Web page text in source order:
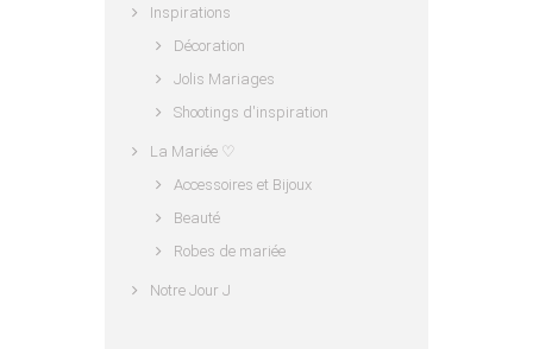
Inspirations
Décoration
Jolis Mariages
Shootings d'inspiration
La Mariée ♡
Accessoires et Bijoux
Beauté
Robes de mariée
Notre Jour J